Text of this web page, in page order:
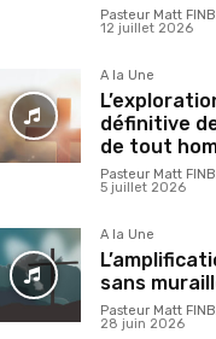
Pasteur Matt
12 juillet 2026
A la Une
définitive
de tout
Pasteur Matt
5 juillet 2026
A la Une
sans
Pasteur Matt
28 juin 2026